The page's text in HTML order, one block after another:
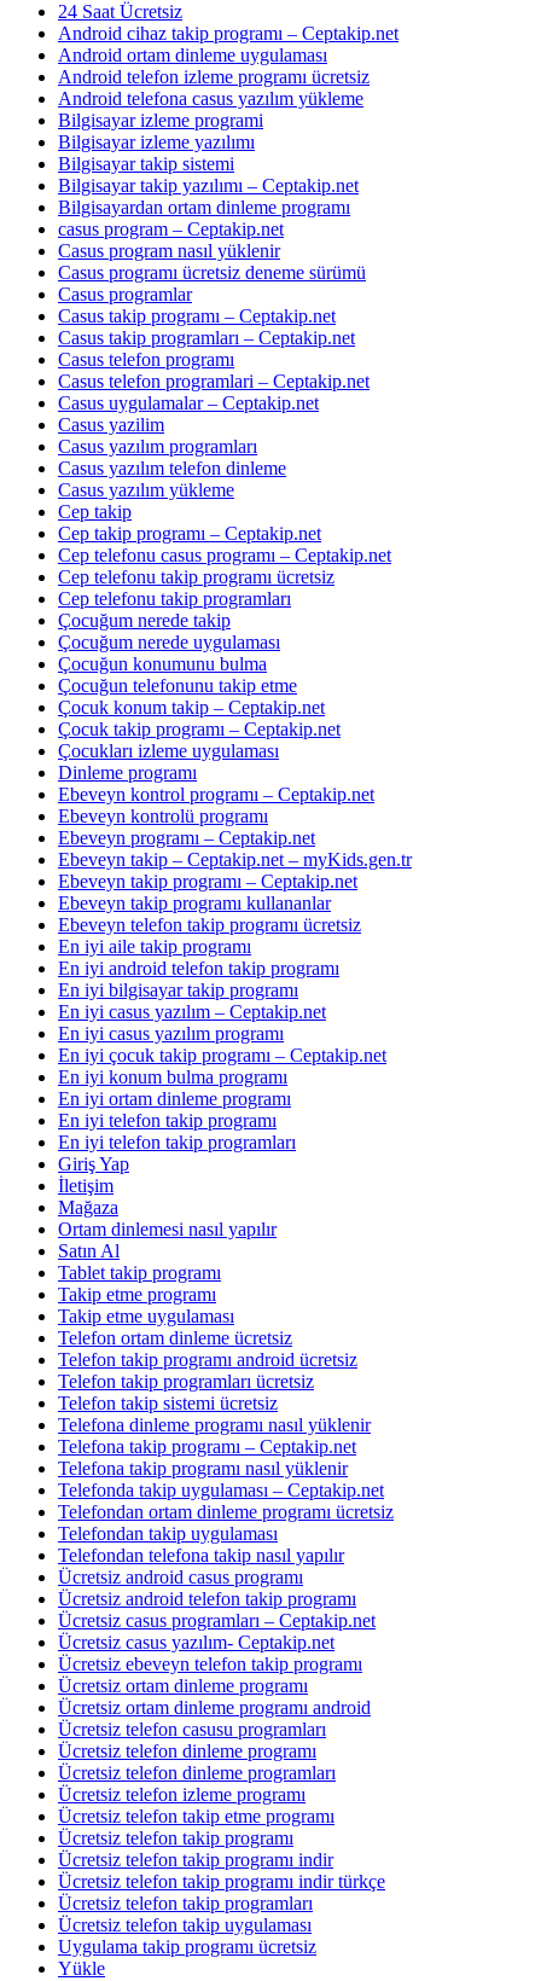
24 Saat Ücretsiz
Android cihaz takip programı – Ceptakip.net
Android ortam dinleme uygulaması
Android telefon izleme programı ücretsiz
Android telefona casus yazılım yükleme
Bilgisayar izleme programi
Bilgisayar izleme yazılımı
Bilgisayar takip sistemi
Bilgisayar takip yazılımı – Ceptakip.net
Bilgisayardan ortam dinleme programı
casus program – Ceptakip.net
Casus program nasıl yüklenir
Casus programı ücretsiz deneme sürümü
Casus programlar
Casus takip programı – Ceptakip.net
Casus takip programları – Ceptakip.net
Casus telefon programı
Casus telefon programlari – Ceptakip.net
Casus uygulamalar – Ceptakip.net
Casus yazilim
Casus yazılım programları
Casus yazılım telefon dinleme
Casus yazılım yükleme
Cep takip
Cep takip programı – Ceptakip.net
Cep telefonu casus programı – Ceptakip.net
Cep telefonu takip programı ücretsiz
Cep telefonu takip programları
Çocuğum nerede takip
Çocuğum nerede uygulaması
Çocuğun konumunu bulma
Çocuğun telefonunu takip etme
Çocuk konum takip – Ceptakip.net
Çocuk takip programı – Ceptakip.net
Çocukları izleme uygulaması
Dinleme programı
Ebeveyn kontrol programı – Ceptakip.net
Ebeveyn kontrolü programı
Ebeveyn programı – Ceptakip.net
Ebeveyn takip – Ceptakip.net – myKids.gen.tr
Ebeveyn takip programı – Ceptakip.net
Ebeveyn takip programı kullananlar
Ebeveyn telefon takip programı ücretsiz
En iyi aile takip programı
En iyi android telefon takip programı
En iyi bilgisayar takip programı
En iyi casus yazılım – Ceptakip.net
En iyi casus yazılım programı
En iyi çocuk takip programı – Ceptakip.net
En iyi konum bulma programı
En iyi ortam dinleme programı
En iyi telefon takip programı
En iyi telefon takip programları
Giriş Yap
İletişim
Mağaza
Ortam dinlemesi nasıl yapılır
Satın Al
Tablet takip programı
Takip etme programı
Takip etme uygulaması
Telefon ortam dinleme ücretsiz
Telefon takip programı android ücretsiz
Telefon takip programları ücretsiz
Telefon takip sistemi ücretsiz
Telefona dinleme programı nasıl yüklenir
Telefona takip programı – Ceptakip.net
Telefona takip programı nasıl yüklenir
Telefonda takip uygulaması – Ceptakip.net
Telefondan ortam dinleme programı ücretsiz
Telefondan takip uygulaması
Telefondan telefona takip nasıl yapılır
Ücretsiz android casus programı
Ücretsiz android telefon takip programı
Ücretsiz casus programları – Ceptakip.net
Ücretsiz casus yazılım- Ceptakip.net
Ücretsiz ebeveyn telefon takip programı
Ücretsiz ortam dinleme programı
Ücretsiz ortam dinleme programı android
Ücretsiz telefon casusu programları
Ücretsiz telefon dinleme programı
Ücretsiz telefon dinleme programları
Ücretsiz telefon izleme programı
Ücretsiz telefon takip etme programı
Ücretsiz telefon takip programı
Ücretsiz telefon takip programı indir
Ücretsiz telefon takip programı indir türkçe
Ücretsiz telefon takip programları
Ücretsiz telefon takip uygulaması
Uygulama takip programı ücretsiz
Yükle